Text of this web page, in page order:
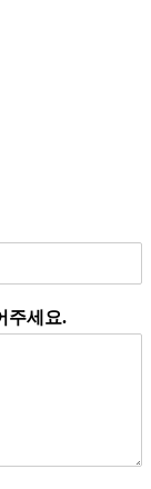
주세요.